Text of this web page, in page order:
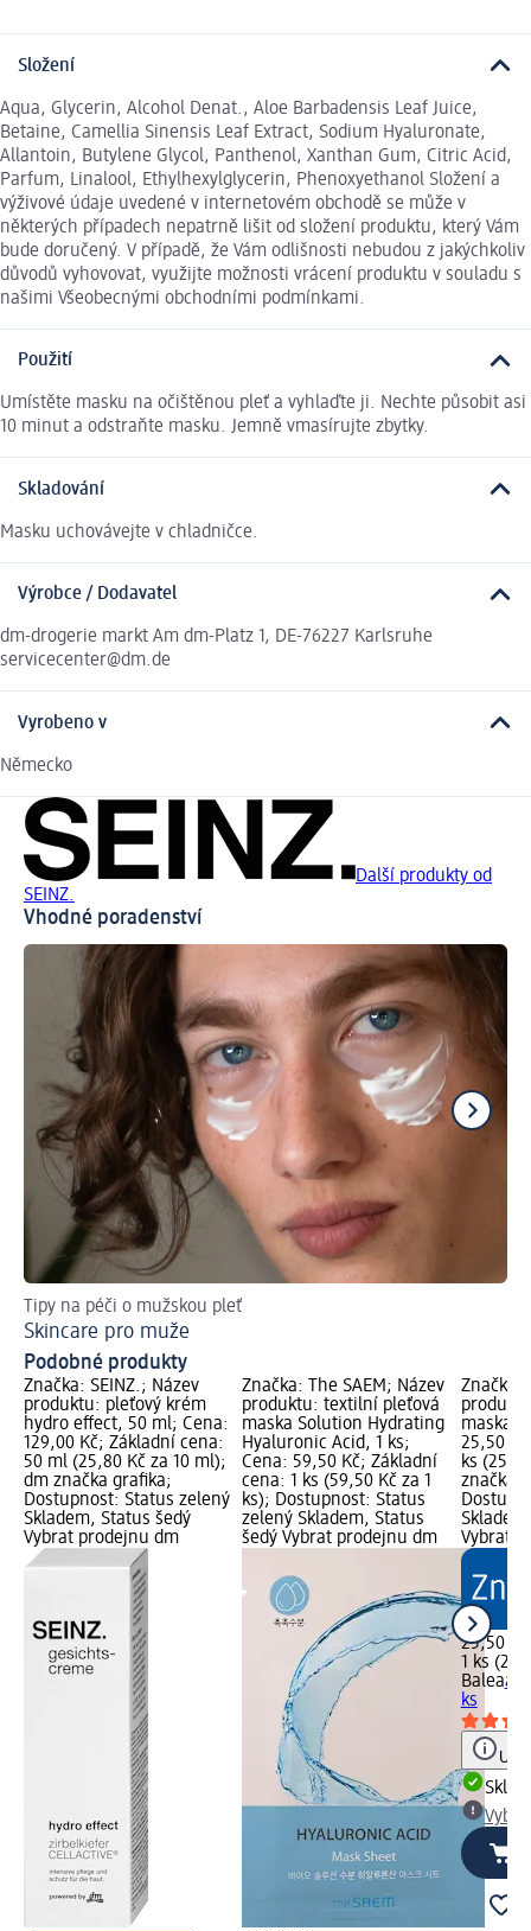
Složení
Aqua, Glycerin, Alcohol Denat., Aloe Barbadensis Leaf Juice,
Betaine, Camellia Sinensis Leaf Extract, Sodium Hyaluronate,
Allantoin, Butylene Glycol, Panthenol, Xanthan Gum, Citric Acid,
Parfum, Linalool, Ethylhexylglycerin, Phenoxyethanol Složení a
výživové údaje uvedené v internetovém obchodě se může v
některých případech nepatrně lišit od složení produktu, který Vám
bude doručený. V případě, že Vám odlišnosti nebudou z jakýchkoliv
důvodů vyhovovat, využijte možnosti vrácení produktu v souladu s
našimi Všeobecnými obchodními podmínkami.
Použití
Umístěte masku na očištěnou pleť a vyhlaďte ji. Nechte působit asi
10 minut a odstraňte masku. Jemně vmasírujte zbytky.
Skladování
Masku uchovávejte v chladničce.
Výrobce / Dodavatel
dm-drogerie markt Am dm-Platz 1, DE-76227 Karlsruhe
servicecenter@dm.de
Vyrobeno v
Německo
Další produkty od
SEINZ.
Vhodné poradenství
Tipy na péči o mužskou pleť
Skincare pro muže
Podobné produkty
Značka: SEINZ.; Název
produktu: pleťový krém
hydro effect, 50 ml; Cena:
129,00 Kč; Základní cena:
50 ml (25,80 Kč za 10 ml);
dm značka grafika;
Dostupnost: Status zelený
Skladem, Status šedý
Vybrat prodejnu dm
Značka: The SAEM; Název
produktu: textilní pleťová
maska Solution Hydrating
Hyaluronic Acid, 1 ks;
Cena: 59,50 Kč; Základní
cena: 1 ks (59,50 Kč za 1
ks); Dostupnost: Status
zelený Skladem, Status
šedý Vybrat prodejnu dm
Značka:
maska,
25,50
ks
značka
Vybrat
25,50 Kč
1 ks
Balea
ks